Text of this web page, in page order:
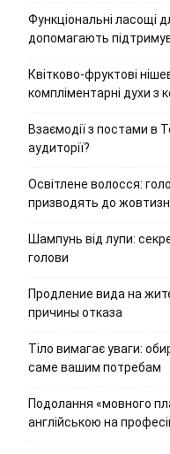
Функціональні ласощі
допомагають
Квітково-фруктові
компліментарні духи з
Взаємодії з постами в
аудиторії?
Освітлене волосся:
призводять до
Шампунь від лупи:
голови
Продление вида на
причины отказа
Тіло вимагає уваги:
саме вашим потребам
Подолання «мовного
англійською на